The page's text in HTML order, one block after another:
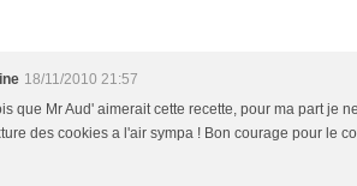
18/11/2010 21:57
que Mr Aud' aimerait cette recette, pour ma part je
des cookies a l'air sympa ! Bon courage pour le